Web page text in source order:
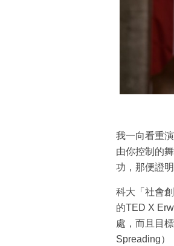
我一向看重
由你控制的
功，那便證
科大「社會
的TED X
處，而且目
Spreading）